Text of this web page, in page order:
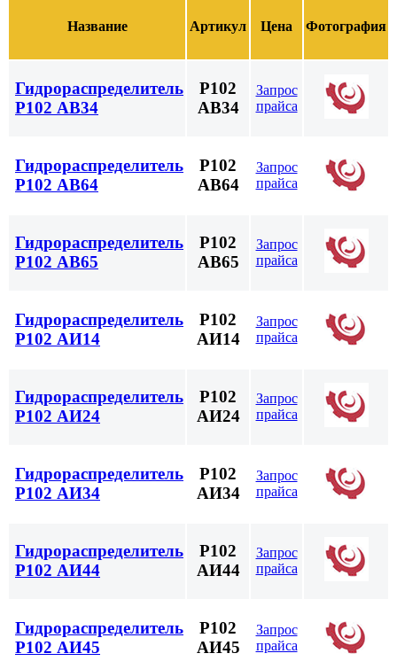
Название Артикул Цена Фотография
Гидрораспределитель
Р102 АВ34
Р102
АВ34
Запрос
прайса
Гидрораспределитель
Р102 АВ64
Р102
АВ64
Запрос
прайса
Гидрораспределитель
Р102 АВ65
Р102
АВ65
Запрос
прайса
Гидрораспределитель
Р102 АИ14
Р102
АИ14
Запрос
прайса
Гидрораспределитель
Р102 АИ24
Р102
АИ24
Запрос
прайса
Гидрораспределитель
Р102 АИ34
Р102
АИ34
Запрос
прайса
Гидрораспределитель
Р102 АИ44
Р102
АИ44
Запрос
прайса
Гидрораспределитель
Р102 АИ45
Р102
АИ45
Запрос
прайса